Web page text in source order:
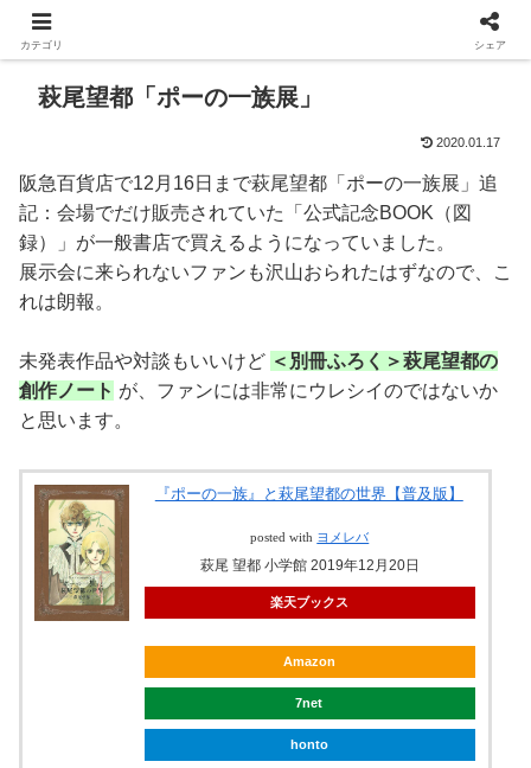
萩尾望都「ポーの一族展」
2020.01.17
阪急百貨店で12月16日まで萩尾望都「ポーの一族展」追
記：会場でだけ販売されていた「公式記念BOOK（図
録）」が一般書店で買えるようになっていました。
展示会に来られないファンも沢山おられたはずなので、こ
れは朗報。
未発表作品や対談もいいけど ＜別冊ふろく＞萩尾望都の
創作ノート が、ファンには非常にウレシイのではないか
と思います。
『ポーの一族』と萩尾望都の世界【普及版】
posted with ヨメレバ
萩尾 望都 小学館 2019年12月20日
楽天ブックス
Amazon
7net
honto
カテゴリ シェア